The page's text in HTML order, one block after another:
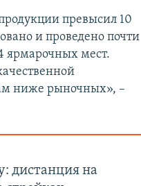
превысил 10
и проведено почти
ярмарочных мест.
ниже рыночных», –
дистанция на